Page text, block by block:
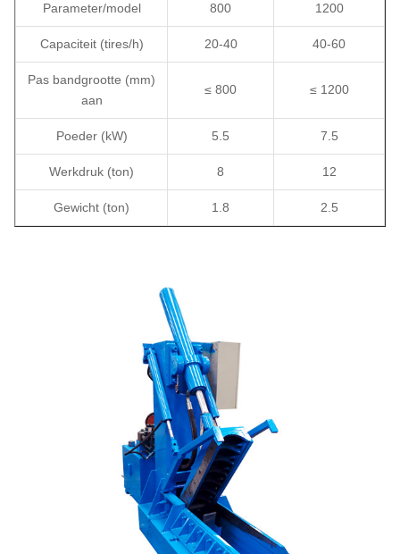
Parameter/model 800 1200
Capaciteit (tires/h) 20-40 40-60
Pas bandgrootte (mm)
aan
≤ 800 ≤ 1200
Poeder (kW) 5.5 7.5
Werkdruk (ton) 8 12
Gewicht (ton) 1.8 2.5